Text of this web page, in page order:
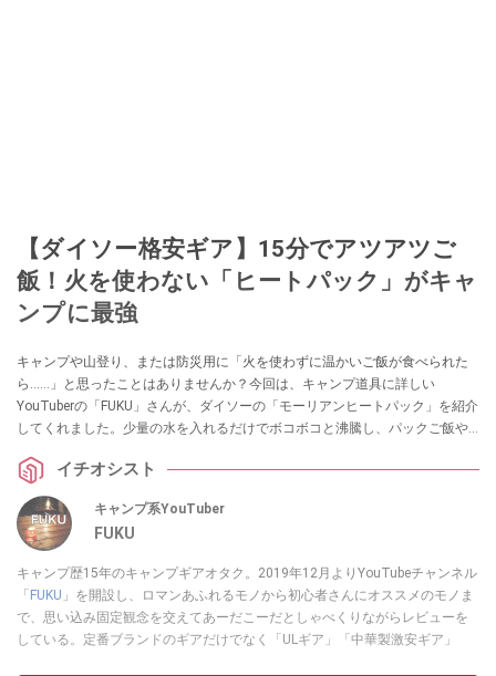
【ダイソー格安ギア】15分でアツアツご
飯！火を使わない「ヒートパック」がキャ
ンプに最強
キャンプや山登り、または防災用に「火を使わずに温かいご飯が食べられた
ら……」と思ったことはありませんか？今回は、キャンプ道具に詳しい
YouTuberの「FUKU」さんが、ダイソーの「モーリアンヒートパック」を紹介
してくれました。少量の水を入れるだけでボコボコと沸騰し、パックご飯や
を見直したい方は必見です！
イチオシスト
キャンプ系YouTuber
FUKU
キャンプ歴15年のキャンプギアオタク。2019年12月よりYouTubeチャンネル
「FUKU 」を開設し、ロマンあふれるモノから初心者さんにオススメのモノま
で、思い込み固定観念を交えてあーだこーだとしゃべくりながらレビューを
している。定番ブランドのギアだけでなく「ULギア」「中華製激安ギア」